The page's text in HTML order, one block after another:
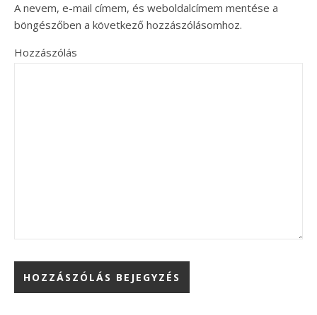
A nevem, e-mail címem, és weboldalcímem mentése a
böngészőben a következő hozzászólásomhoz.
Hozzászólás